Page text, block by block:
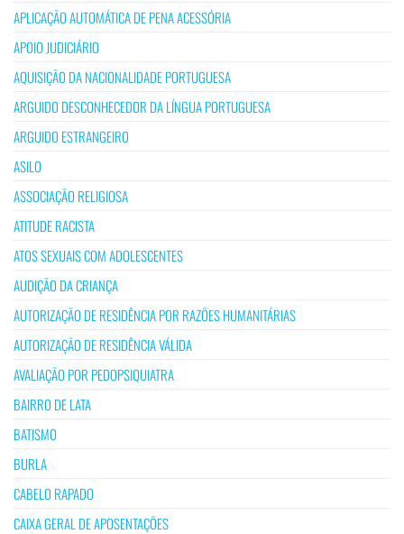
APLICAÇÃO AUTOMÁTICA DE PENA ACESSÓRIA
APOIO JUDICIÁRIO
AQUISIÇÃO DA NACIONALIDADE PORTUGUESA
ARGUIDO DESCONHECEDOR DA LÍNGUA PORTUGUESA
ARGUIDO ESTRANGEIRO
ASILO
ASSOCIAÇÃO RELIGIOSA
ATITUDE RACISTA
ATOS SEXUAIS COM ADOLESCENTES
AUDIÇÃO DA CRIANÇA
AUTORIZAÇÃO DE RESIDÊNCIA POR RAZÕES HUMANITÁRIAS
AUTORIZAÇÃO DE RESIDÊNCIA VÁLIDA
AVALIAÇÃO POR PEDOPSIQUIATRA
BAIRRO DE LATA
BATISMO
BURLA
CABELO RAPADO
CAIXA GERAL DE APOSENTAÇÕES